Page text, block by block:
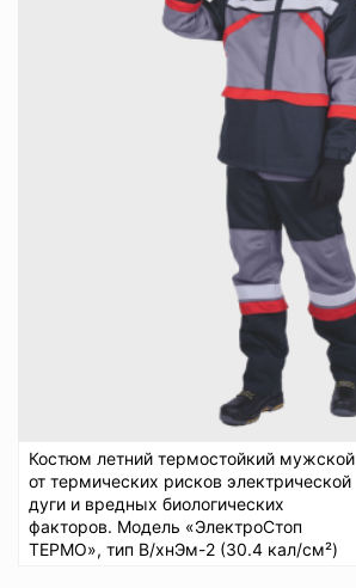
Костюм летний термостойкий мужской
от термических рисков электрической
дуги и вредных биологических
факторов. Модель «ЭлектроСтоп
ТЕРМО», тип В/хнЭм-2 (30.4 кал/см²)